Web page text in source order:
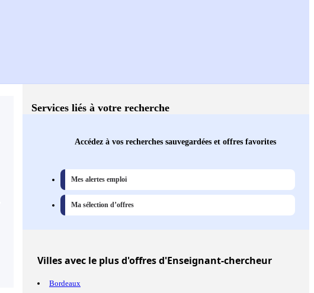
Services liés à votre recherche
Accédez à vos recherches sauvegardées et offres favorites
Mes alertes emploi
Ma sélection d’offres
Villesavec le plus d'offres d'Enseignant-chercheur
Bordeaux